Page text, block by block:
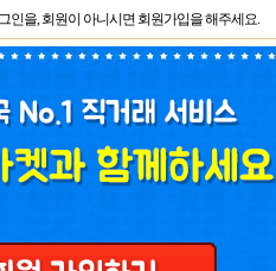
인을, 회원이 아니시면 회원가입을 해주세요.